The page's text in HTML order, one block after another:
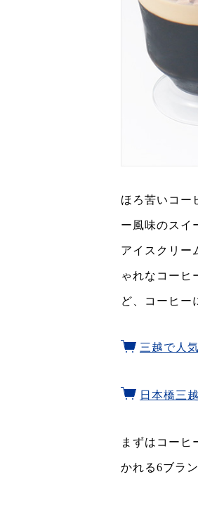
ほろ苦いコー
ー風味のスイ
アイスクリー
ゃれなコーヒ
ど、コーヒー
三越で人
日本橋三
まずはコーヒ
かれる6ブラ